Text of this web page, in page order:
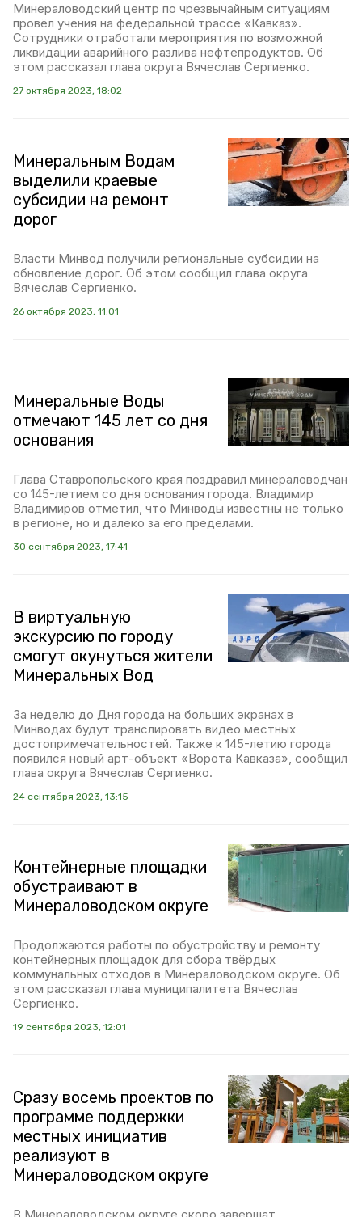
Минераловодский центр по чрезвычайным ситуациям
провёл учения на федеральной трассе «Кавказ».
Сотрудники отработали мероприятия по возможной
ликвидации аварийного разлива нефтепродуктов. Об
этом рассказал глава округа Вячеслав Сергиенко.
27 октября 2023, 18:02
Минеральным Водам
выделили краевые
субсидии на ремонт
дорог
Власти Минвод получили региональные субсидии на
обновление дорог. Об этом сообщил глава округа
Вячеслав Сергиенко.
26 октября 2023, 11:01
Минеральные Воды
отмечают 145 лет со дня
основания
Глава Ставропольского края поздравил минераловодчан
со 145-летием со дня основания города. Владимир
Владимиров отметил, что Минводы известны не только
в регионе, но и далеко за его пределами.
30 сентября 2023, 17:41
В виртуальную
экскурсию по городу
смогут окунуться жители
Минеральных Вод
За неделю до Дня города на больших экранах в
Минводах будут транслировать видео местных
достопримечательностей. Также к 145-летию города
появился новый арт-объект «Ворота Кавказа», сообщил
глава округа Вячеслав Сергиенко.
24 сентября 2023, 13:15
Контейнерные площадки
обустраивают в
Минераловодском округе
Продолжаются работы по обустройству и ремонту
контейнерных площадок для сбора твёрдых
коммунальных отходов в Минераловодском округе. Об
этом рассказал глава муниципалитета Вячеслав
Сергиенко.
19 сентября 2023, 12:01
Сразу восемь проектов по
программе поддержки
местных инициатив
реализуют в
Минераловодском округе